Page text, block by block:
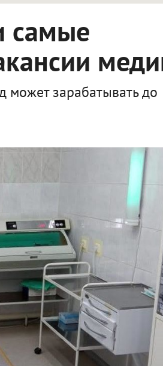
самые
может зарабатывать до